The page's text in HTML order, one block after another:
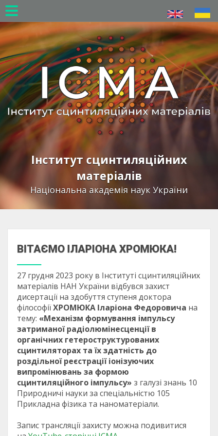
Перейти
до
основного
вмісту
Інститут сцинтиляційних
матеріалів
Національна академія наук України
ВІТАЄМО ІЛАРІОНА ХРОМЮКА!
27 грудня 2023 року в Інституті сцинтиляційних
матеріалів НАН України відбувся захист
дисертації на здобуття ступеня доктора
філософіїХРОМЮКА Іларіона Федоровича на
тему: «Механізм формування імпульсу
затриманої радіолюмінесценції в
органічних гетероструктурованих
сцинтиляторах та їх здатність до
роздільної реєстрації іонізуючих
випромінювань за формою
сцинтиляційного імпульсу» з галузі знань 10
Природничі науки за спеціальністю 105
Прикладна фізика та наноматеріали.
Запис трансляції захисту можна подивитися